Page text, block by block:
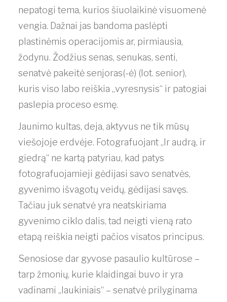
nepatogi tema, kurios šiuolaikinė visuomenė
vengia. Dažnai jas bandoma paslėpti
plastinėmis operacijomis ar, pirmiausia,
žodynu. Žodžius senas, senukas, senti,
senatvė pakeitė senjoras(-ė) (lot. senior),
kuris viso labo reiškia „vyresnysis“ ir patogiai
paslepia proceso esmę.
Jaunimo kultas, deja, aktyvus ne tik mūsų
viešojoje erdvėje. Fotografuojant „Ir audrą, ir
giedrą“ ne kartą patyriau, kad patys
fotografuojamieji gėdijasi savo senatvės,
gyvenimo išvagotų veidų, gėdijasi savęs.
Tačiau juk senatvė yra neatskiriama
gyvenimo ciklo dalis, tad neigti vieną rato
etapą reiškia neigti pačios visatos principus.
Senosiose dar gyvose pasaulio kultūrose –
tarp žmonių, kurie klaidingai buvo ir yra
vadinami „laukiniais“ – senatvė prilyginama